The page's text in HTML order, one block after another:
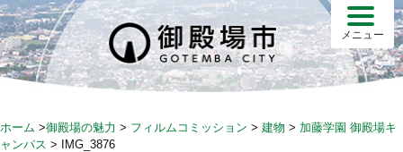
S
k
i
p
c
メニュー
ホーム >御殿場の魅力 > フィルムコミッション > 建物 > 加藤学園 御殿場キ
ャンパス > IMG_3876